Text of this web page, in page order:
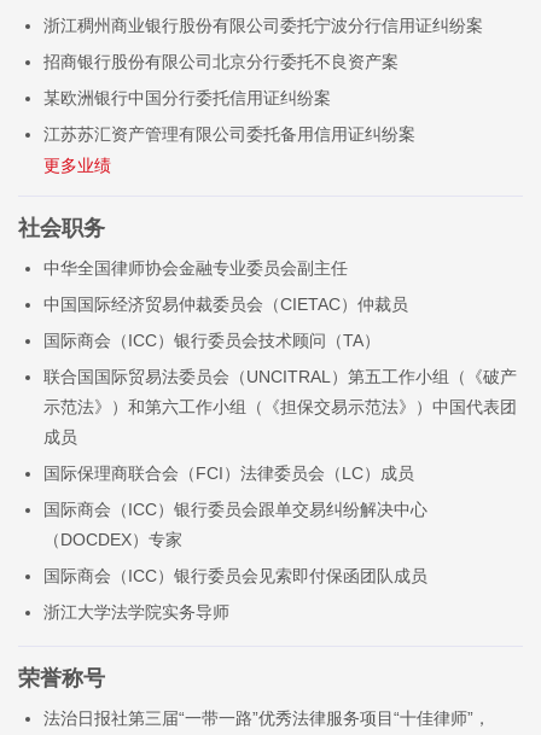
浙江稠州商业银行股份有限公司委托宁波分行信用证纠纷案
招商银行股份有限公司北京分行委托不良资产案
某欧洲银行中国分行委托信用证纠纷案
江苏苏汇资产管理有限公司委托备用信用证纠纷案
社会职务
中华全国律师协会金融专业委员会副主任
中国国际经济贸易仲裁委员会（CIETAC）仲裁员
国际商会（ICC）银行委员会技术顾问（TA）
联合国国际贸易法委员会（UNCITRAL）第五工作小组（《破产
示范法》）和第六工作小组（《担保交易示范法》）中国代表团
成员
国际保理商联合会（FCI）法律委员会（LC）成员
国际商会（ICC）银行委员会跟单交易纠纷解决中心
（DOCDEX）专家
国际商会（ICC）银行委员会见索即付保函团队成员
浙江大学法学院实务导师
荣誉称号
法治日报社第三届“一带一路”优秀法律服务项目“十佳律师”，